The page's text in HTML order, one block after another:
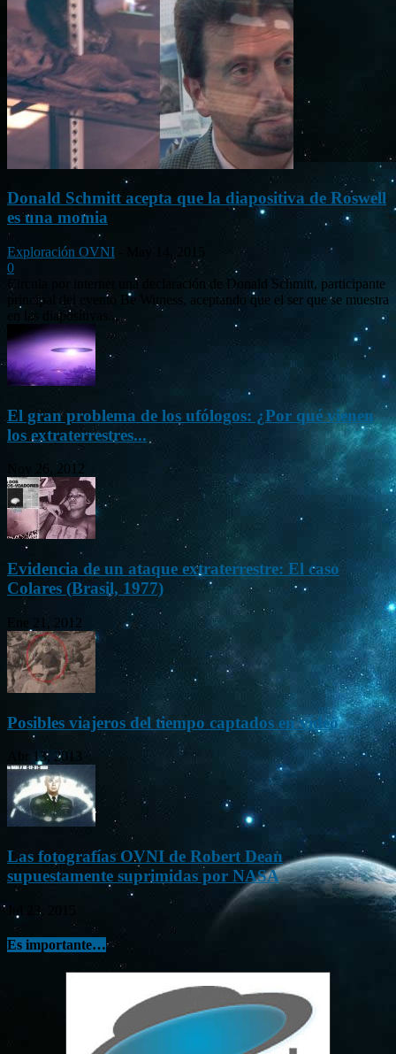
Donald Schmitt acepta que la diapositiva de Roswell
es una momia
Exploración OVNI
0
Circula por internet una declaración de Donald Schmitt, participante
principal del evento Be Witness, aceptando que el ser que se muestra
en las diapositivas...
El gran problema de los ufólogos: ¿Por qué vienen
los extraterrestres...
Nov 26, 2012
Evidencia de un ataque extraterrestre: El caso
Colares (Brasil, 1977)
Ene 21, 2012
Posibles viajeros del tiempo captados en vídeo
Abr 13, 2013
Las fotografías OVNI de Robert Dean
supuestamente suprimidas por NASA
Jul 23, 2015
Es importante…